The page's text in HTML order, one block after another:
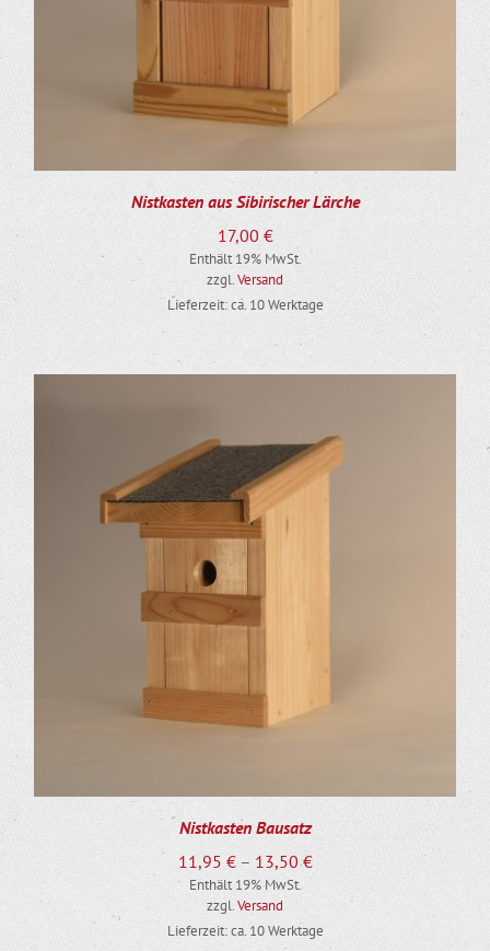
Nistkasten aus Sibirischer Lärche
17,00 €
Enthält 19% MwSt.
zzgl.Versand
Lieferzeit: ca. 10 Werktage
Nistkasten Bausatz
11,95 € – 13,50€Preisspanne:
13,50 €
Enthält 19% MwSt.
zzgl.Versand
Lieferzeit: ca. 10 Werktage